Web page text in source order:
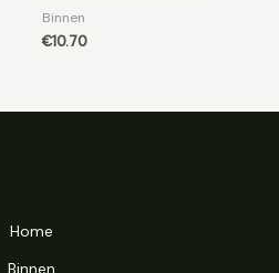
Binnen
€10.70
Home
Binnen